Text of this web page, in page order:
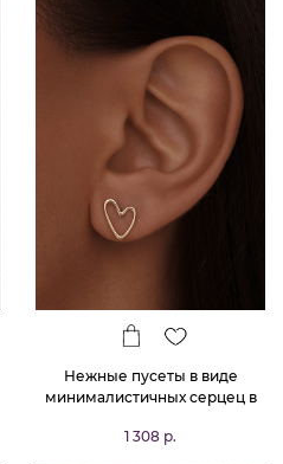
Нежные пусеты в виде
минималистичных серцец в
1 308 р.